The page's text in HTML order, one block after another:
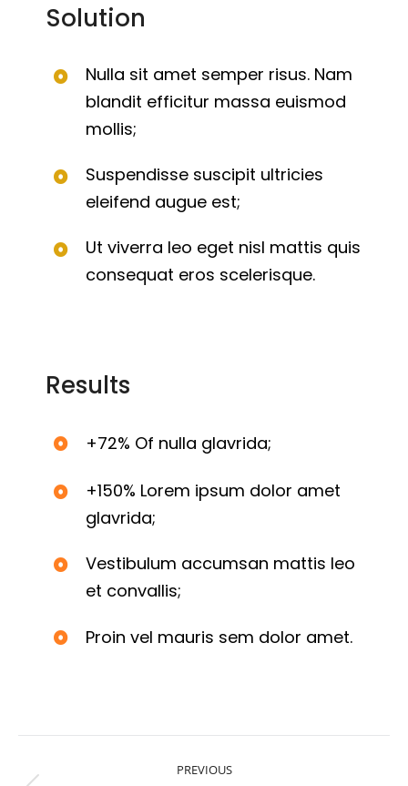
Solution
Nulla sit amet semper risus. Nam
blandit efficitur massa euismod
mollis;
Suspendisse suscipit ultricies
eleifend augue est;
Ut viverra leo eget nisl mattis quis
consequat eros scelerisque.
Results
+72% Of nulla glavrida;
+150% Lorem ipsum dolor amet
glavrida;
Vestibulum accumsan mattis leo
et convallis;
Proin vel mauris sem dolor amet.
PREVIOUS